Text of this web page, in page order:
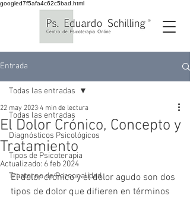
googled7f5afa4c62c5bad.html
Entrada
Todas las entradas
Diagnósticos Psicológicos
Tipos de Psicoterapia
Trastorno de Personalidad
Todas las entradas
El Dolor Crónico, Concepto y
Tratamiento
22 may 2023 4 min de lectura
Actualizado: 6 feb 2024
El dolor crónico y el dolor agudo son dos
tipos de dolor que difieren en términos